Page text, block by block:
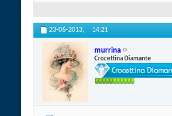
23-06-2013, 14:21
murrina
Crocettina Diamante